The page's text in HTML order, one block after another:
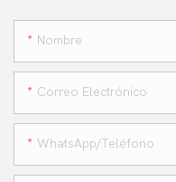
Nombre
Correo Electrónico
WhatsApp/teléfono